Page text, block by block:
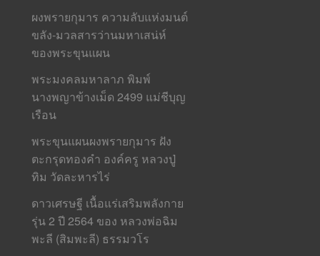
ผงพรายกุมาร ความลับแห่งมนต์
ขลัง-มวลสารว่านมหาเสน่ห์
ของพระขุนแผน
พระมงคลมหาลาภ พิมพ์
นางพญาข้างเม็ด 2499 แม่ชีบุญ
เรือน
พระขุนแผนผงพรายกุมาร ฝัง
ตะกรุดทองคำ องค์ครู หลวงปู่
ทิม วัดละหารไร่
ดาวเศรษฐี เนื้อแร่เสริมพลังกาย
รุ่น 2 ปี 2564 ของ หลวงพ่อฉิม
พะลี (สิมพะลี) ธรรมวโร